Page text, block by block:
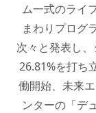
ム一式のライ
まわりプログ
次々と発表し
26.81%を打ち
働開始、未来
ンターの「デ